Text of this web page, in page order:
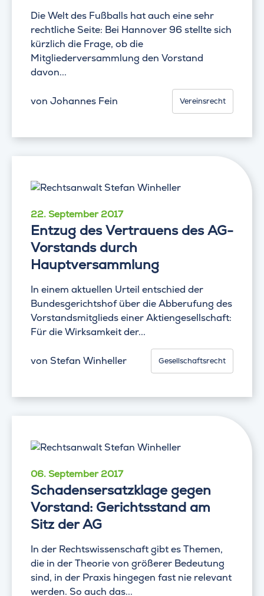
Die Welt des Fußballs hat auch eine sehr
rechtliche Seite: Bei Hannover 96 stellte sich
kürzlich die Frage, ob die
Mitgliederversammlung den Vorstand
davon...
von Johannes Fein Vereinsrecht
22. September 2017
Entzug des Vertrauens des AG-
Vorstands durch
Hauptversammlung
In einem aktuellen Urteil entschied der
Bundesgerichtshof über die Abberufung des
Vorstandsmitglieds einer Aktiengesellschaft:
Für die Wirksamkeit der...
von Stefan Winheller Gesellschaftsrecht
06. September 2017
Schadensersatzklage gegen
Vorstand: Gerichtsstand am
Sitz der AG
In der Rechtswissenschaft gibt es Themen,
die in der Theorie von größerer Bedeutung
sind, in der Praxis hingegen fast nie relevant
werden. So auch das...